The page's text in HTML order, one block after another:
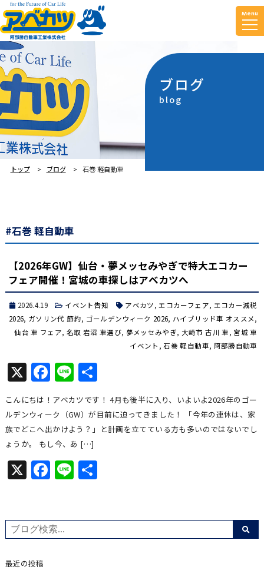
Menu
ブログ
blog
トップ ブログ 石巻 軽自動車
#石巻 軽自動車
【2026年GW】仙台・夢メッセみやぎで特大エコカー
フェア開催！宮城の車探しはアベカツへ
2026.4.19 イベント告知 アベカツ,エコカーフェア, エコカー減税
2026, ガソリン代 節約, ゴールデンウィーク 2026, ハイブリッド車 オススメ,
仙台 車 フェア, 名取 岩沼 車選び, 夢メッセみやぎ, 大崎市 古川 車, 宮城 車
イベント ,石巻 軽自動車, 阿部勝自動車
X Facebook
Line共
有
こんにちは！アベカツです！ 4月も後半に入り、いよいよ2026年のゴー
ルデンウィーク（GW）が目前に迫ってきました！ 「今年の連休は、家
族でどこへ出かけよう？」と計画を立てている方も多いのではないでし
ょうか。 もし今、あ […]
X Facebook
Line共
最近の投稿